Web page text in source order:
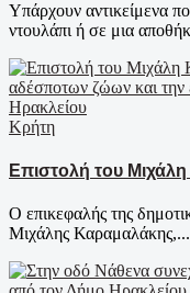
Υπάρχουν αντικείμενα
ντουλάπι ή σε μια
Κρήτη
Επιστολή του
Ο επικεφαλής της
Μιχάλης Καραμαλάκης,...